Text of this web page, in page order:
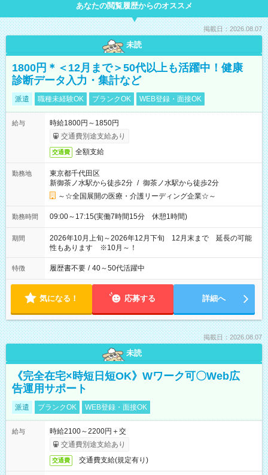
あなたの閲覧履歴からのオススメ
掲載日：2026.08.07
未読
1800円＊＜12月まで＞50代以上も活躍中！健康
診断データ入力・集計など
派遣 職種未経験OK ブランクOK WEB登録・面接OK
給与
時給1800円～1850円
交通費別途支給あり
交通費 全額支給
勤務地
東京都千代田区
新御茶ノ水駅から徒歩2分 / 御茶ノ水駅から徒歩2分
～☆全国展開の医療・介護リーディング企業☆～
勤務時間 09:00～17:15(実働7時間15分 休憩1時間)
期間
2026年10月上旬～2026年12月下旬 12月末まで 延長の可能
性もあります ※10月～！
特徴 履歴書不要 / 40～50代活躍中
気になる！ 応募する 詳細へ
掲載日：2026.08.07
未読
《完全在宅×時短日短OK》Wワーク可〇Web広
告運用サポート
派遣 ブランクOK WEB登録・面接OK
給与
時給2100～2200円＋交
交通費別途支給あり
交通費 交通費支給(規定有り)